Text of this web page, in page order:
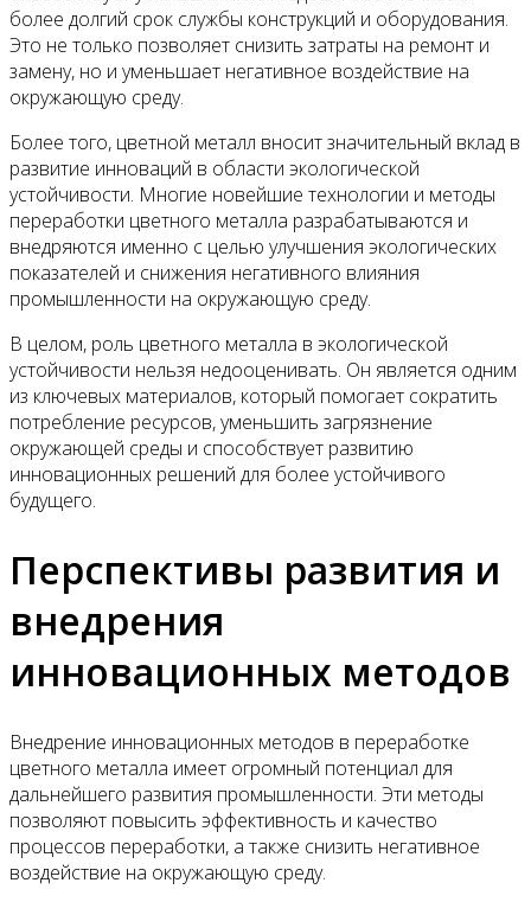
более долгий срок службы конструкций и оборудования.
Это не только позволяет снизить затраты на ремонт и
замену, но и уменьшает негативное воздействие на
окружающую среду.
Более того, цветной металл вносит значительный вклад в
развитие инноваций в области экологической
устойчивости. Многие новейшие технологии и методы
переработки цветного металла разрабатываются и
внедряются именно с целью улучшения экологических
показателей и снижения негативного влияния
промышленности на окружающую среду.
В целом, роль цветного металла в экологической
устойчивости нельзя недооценивать. Он является одним
из ключевых материалов, который помогает сократить
потребление ресурсов, уменьшить загрязнение
окружающей среды и способствует развитию
инновационных решений для более устойчивого
будущего.
Перспективы развития и
внедрения
инновационных методов
Внедрение инновационных методов в переработке
цветного металла имеет огромный потенциал для
дальнейшего развития промышленности. Эти методы
позволяют повысить эффективность и качество
процессов переработки, а также снизить негативное
воздействие на окружающую среду.